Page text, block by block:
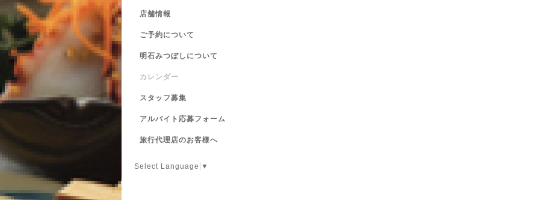
店舗情報
ご予約について
明石みつぼしについて
カレンダー
スタッフ募集
アルバイト応募フォーム
旅行代理店のお客様へ
Select Language ▼